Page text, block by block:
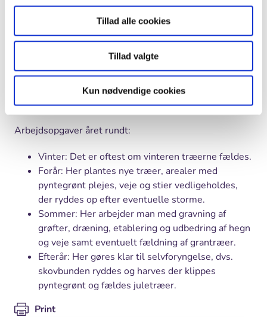
Tillad alle cookies
Tillad valgte
Kun nødvendige cookies
Om Skovhuggeren
I skoven arbejder normalt tre grupper af ansatte:
Skovrideren der er øverste leder for
Skovfogeden der leder det praktiske arbejde.
Skovarbejderne som udfører det praktiske
arbejde i skoven – f.eks. at fælde træer.
Arbejdsopgaver året rundt:
Vinter: Det er oftest om vinteren træerne fældes.
Forår: Her plantes nye træer, arealer med
pyntegrønt plejes, veje og stier vedligeholdes,
der ryddes op efter eventuelle storme.
Sommer: Her arbejder man med gravning af
grøfter, dræning, etablering og udbedring af hegn
og veje samt eventuelt fældning af grantræer.
Efterår: Her gøres klar til selvforyngelse, dvs.
skovbunden ryddes og harves der klippes
pyntegrønt og fældes juletræer.
Print